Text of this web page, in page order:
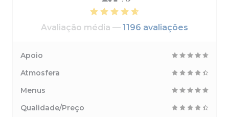
Avaliação média — 1196 avaliações
Apoio
Atmosfera
Menus
Qualidade/Preço